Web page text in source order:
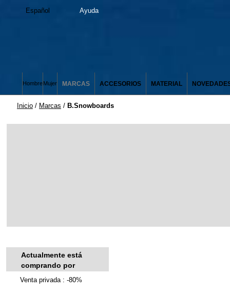
Español Ayuda
HombreMujer MARCAS ACCESORIOS MATERIAL
Inicio / Marcas / B.Snowboards
Actualmente está
comprando por
Venta privada : -80%